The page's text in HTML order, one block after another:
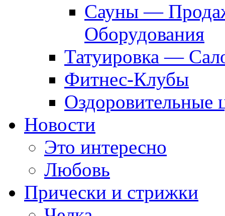
Сауны —
Оборудования
Татуировка —
Фитнес-Клубы
Оздоровительные
Новости
Это интересно
Любовь
Прически и стрижки